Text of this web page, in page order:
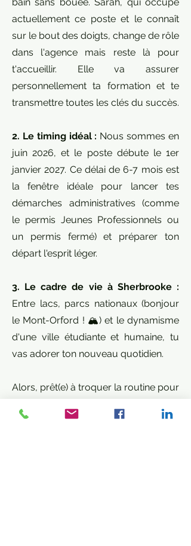
actuellement ce poste et le connaît
sur le bout des doigts, change de rôle
dans l'agence mais reste là pour
t'accueillir. Elle va assurer
personnellement ta formation et te
transmettre toutes les clés du succès.
2. Le timing idéal : Nous sommes en
juin 2026, et le poste débute le 1er
janvier 2027. Ce délai de 6-7 mois est
la fenêtre idéale pour lancer tes
démarches administratives (comme
le permis Jeunes Professionnels ou
un permis fermé) et préparer ton
départ l'esprit léger.
3. Le cadre de vie à Sherbrooke :
Entre lacs, parcs nationaux (bonjour
le Mont-Orford ! 🏔️) et le dynamisme
d'une ville étudiante et humaine, tu
vas adorer ton nouveau quotidien.
Alors, prêt(e) à troquer la routine pour
opportunité de carrière ? 🌲📦